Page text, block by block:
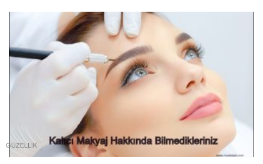
GÜZELLIK